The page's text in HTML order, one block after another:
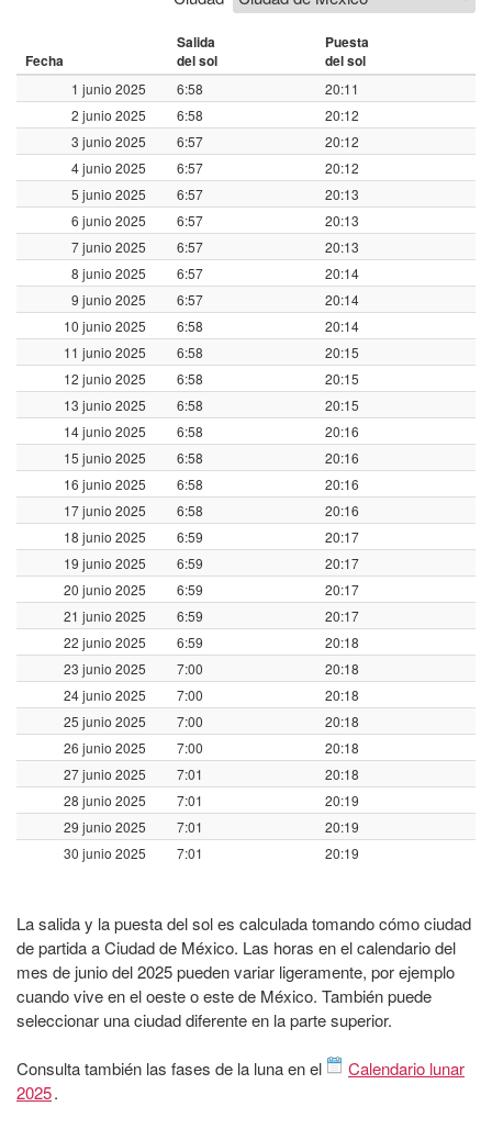
Fecha
Salida
del sol
Puesta
del sol
1 junio 2025 6:58
20:11
2 junio 2025
6:58
20:12
3 junio 2025
6:57
20:12
4 junio 2025
6:57
20:12
5 junio 2025
6:57
20:13
6 junio 2025
6:57
20:13
7 junio 2025
6:57
20:13
8 junio 2025
6:57
20:14
9 junio 2025
6:57
20:14
10 junio 2025
6:58
20:14
11 junio 2025
6:58
20:15
12 junio 2025
6:58
20:15
13 junio 2025
6:58
20:15
14 junio 2025
6:58
20:16
15 junio 2025
6:58
20:16
16 junio 2025
6:58
20:16
17 junio 2025
6:58
20:16
18 junio 2025
6:59
20:17
19 junio 2025
6:59
20:17
20 junio 2025
6:59
20:17
21 junio 2025
6:59
20:17
22 junio 2025
6:59
20:18
23 junio 2025
7:00
20:18
24 junio 2025
7:00
20:18
25 junio 2025
7:00
20:18
26 junio 2025
7:00
20:18
27 junio 2025
7:01
20:18
28 junio 2025
7:01
20:19
29 junio 2025
7:01
20:19
30 junio 2025
7:01 20:19
La salida y la puesta del sol es calculada tomando cómo ciudad
de partida a Ciudad de México. Las horas en el calendario del
mes de junio del 2025 pueden variar ligeramente, por ejemplo
cuando vive en el oeste o este de México. También puede
seleccionar una ciudad diferente en la parte superior.
Consulta también las fases de la luna en el
Calendario lunar
2025.